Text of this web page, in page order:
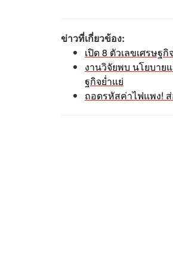
ข่าวที่เกี่ยวข้อง:
เปิด 8 ตัวเลขเศรษฐ
งานวิจัยพบ นโยบาย
ฐกิจย่ำแย่
ถอดรหัสค่าไฟแพง!